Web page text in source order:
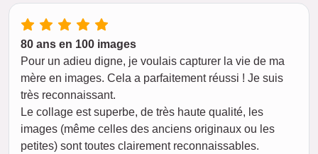
80 ans en 100 images
Pour un adieu digne, je voulais capturer la vie de ma
mère en images. Cela a parfaitement réussi ! Je suis
très reconnaissant.
Le collage est superbe, de très haute qualité, les
images (même celles des anciens originaux ou les
petites) sont toutes clairement reconnaissables.